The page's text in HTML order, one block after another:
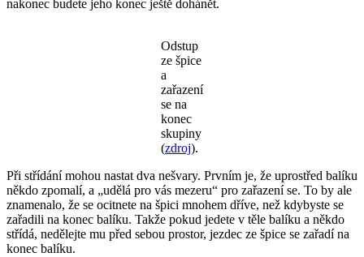
nakonec budete jeho konec ještě dohánět.
Odstup
ze špice
a
zařazení
se na
konec
skupiny
(zdroj).
Při střídání mohou nastat dva nešvary. Prvním je, že uprostřed balíku
někdo zpomalí, a „udělá pro vás mezeru“ pro zařazení se. To by ale
znamenalo, že se ocitnete na špici mnohem dříve, než kdybyste se
zařadili na konec balíku. Takže pokud jedete v těle balíku a někdo
střídá, nedělejte mu před sebou prostor, jezdec ze špice se zařadí na
konec balíku.